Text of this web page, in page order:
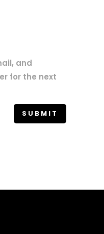
and
for the next